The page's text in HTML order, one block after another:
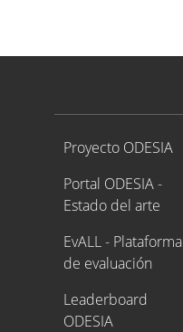
Proyecto ODESIA
Proyecto ODESIA
Portal ODESIA -
Estado del arte
EvALL - Plataforma
de evaluación
Leaderboard
ODESIA